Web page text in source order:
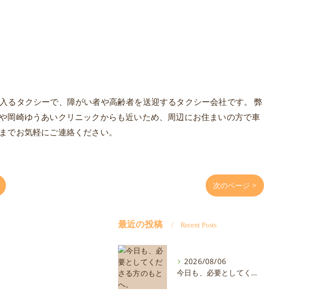
るタクシーで、障がい者や高齢者を送迎するタクシー会社です。 弊
崎ゆうあいクリニックからも近いため、周辺にお住まいの方で車
お気軽にご連絡ください。
次のページ >
最近の投稿 Recent Posts
2026/08/06
今日も、必要としてくださる方のもとへ。